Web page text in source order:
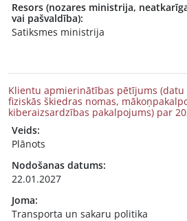
Resors (nozares ministrija,
vai pašvaldība):
Satiksmes ministrija
Klientu apmierinātības pētījums
fiziskās škiedras nomas,
kiberaizsardzības pakalpojums) par
Veids:
Plānots
Nodošanas datums:
22.01.2027
Joma:
Transporta un sakaru politika